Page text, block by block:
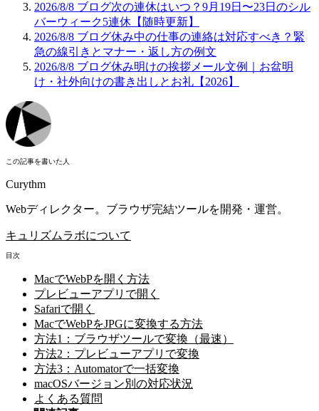
2026/8/8 ブログ次の連休はいつ？9月19日〜23日のシル
バーウィーク5連休【随時更新】
2026/8/8 ブログ休み中の仕事の連絡は対応すべき？緊
急の線引きとマナー・返し方の例文
2026/8/8 ブログ休み明けの挨拶メール文例｜お盆明
け・社外向けの書き出しとお礼【2026】
この記事を書いた人
Curythm
Webディレクター。ブラウザ完結ツールを開発・運営。
キュリズムラボについて
目次
MacでWebPを開く方法
プレビューアプリで開く
Safariで開く
MacでWebPをJPGに変換する方法
方法1：ブラウザツールで変換（最速）
方法2：プレビューアプリで変換
方法3：Automatorで一括変換
macOSバージョン別の対応状況
よくある質問